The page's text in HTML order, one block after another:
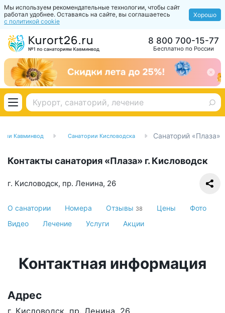
Мы используем рекомендательные технологии, чтобы сайт
работал удобнее. Оставаясь на сайте, вы соглашаетесь
с политикой cookie
Хорошо
Бесплатно по России
8 800 700-15-77
Кавминвод Санатории Кисловодска Санаторий «Плаза»
Контакты санатория «Плаза» г. Кисловодск
г. Кисловодск, пр. Ленина, 26
О санатории Номера Отзывы 38 Цены
Фото
Видео
Лечение Услуги Акции
Контактная информация
Адрес
г. Кисловодск, пр. Ленина, 26